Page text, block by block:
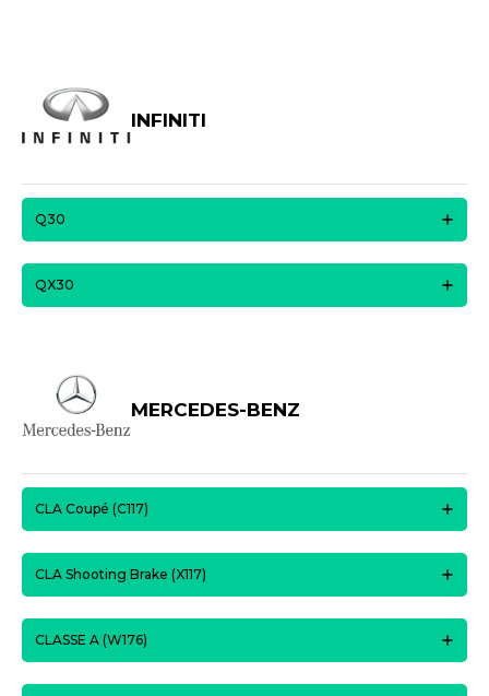
INFINITI
Q30
QX30
MERCEDES-BENZ
CLA Coupé (C117)
CLA Shooting Brake (X117)
CLASSE A (W176)